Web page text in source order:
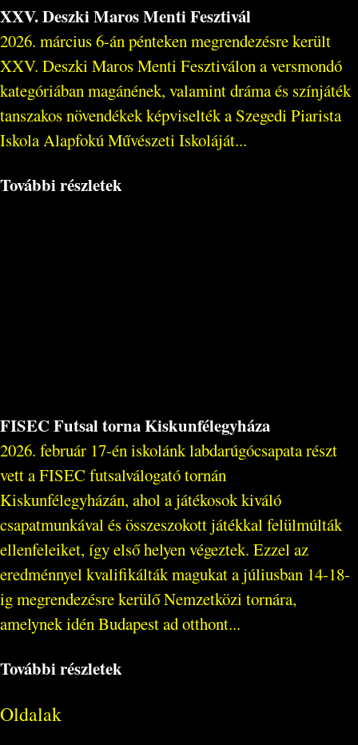
XXV. Deszki Maros Menti Fesztivál
2026. március 6-án pénteken megrendezésre került
XXV. Deszki Maros Menti Fesztiválon a versmondó
kategóriában magánének, valamint dráma és színjáték
tanszakos növendékek képviselték a Szegedi Piarista
Iskola Alapfokú Művészeti Iskoláját...
További részletek
FISEC Futsal torna Kiskunfélegyháza
2026. február 17-én iskolánk labdarúgócsapata részt
vett a FISEC futsalválogató tornán
Kiskunfélegyházán, ahol a játékosok kiváló
csapatmunkával és összeszokott játékkal felülmúlták
ellenfeleiket, így első helyen végeztek. Ezzel az
eredménnyel kvalifikálták magukat a júliusban 14-18-
ig megrendezésre kerülő Nemzetközi tornára,
amelynek idén Budapest ad otthont...
További részletek
Oldalak